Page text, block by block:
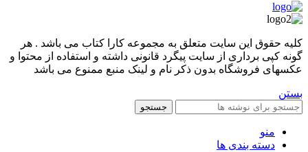
کليه حقوق اين سايت متعلق به مجموعه کارا کتاب می باشد . هر
گونه کپی برداری از سایت پیگرد قانونی داشته و استفاده از محتوا و
عکسهای فروشگاه بدون ذکر نام و لینک منبع ممنوع می باشد
بستن
جستجو
منو
دسته بندی ها